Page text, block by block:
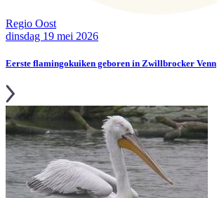
Regio Oost
dinsdag 19 mei 2026
Eerste flamingokuiken geboren in Zwillbrocker Venn